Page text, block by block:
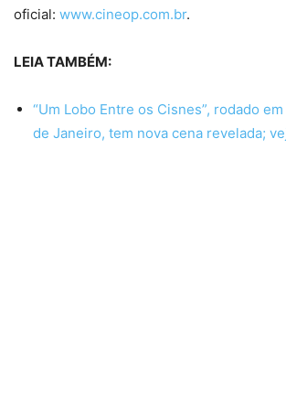
oficial: www.cineop.com.br.
LEIA TAMBÉM:
“Um Lobo Entre os Cisnes”, rodado
de Janeiro, tem nova cena revelada;